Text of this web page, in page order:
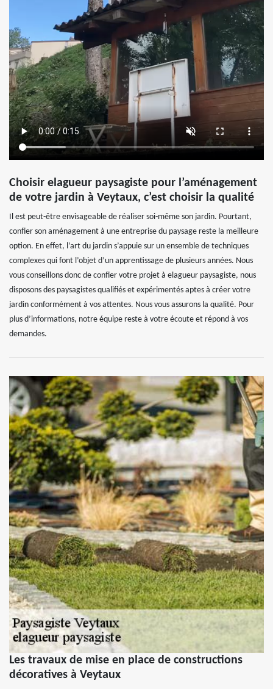
Choisir elagueur paysagiste pour l’aménagement
de votre jardin à Veytaux, c’est choisir la qualité
Il est peut-être envisageable de réaliser soi-même son jardin. Pourtant,
confier son aménagement à une entreprise du paysage reste la meilleure
option. En effet, l’art du jardin s’appuie sur un ensemble de techniques
complexes qui font l’objet d’un apprentissage de plusieurs années. Nous
vous conseillons donc de confier votre projet à elagueur paysagiste, nous
disposons des paysagistes qualifiés et expérimentés aptes à créer votre
jardin conformément à vos attentes. Nous vous assurons la qualité. Pour
plus d’informations, notre équipe reste à votre écoute et répond à vos
demandes.
Les travaux de mise en place de constructions
décoratives à Veytaux